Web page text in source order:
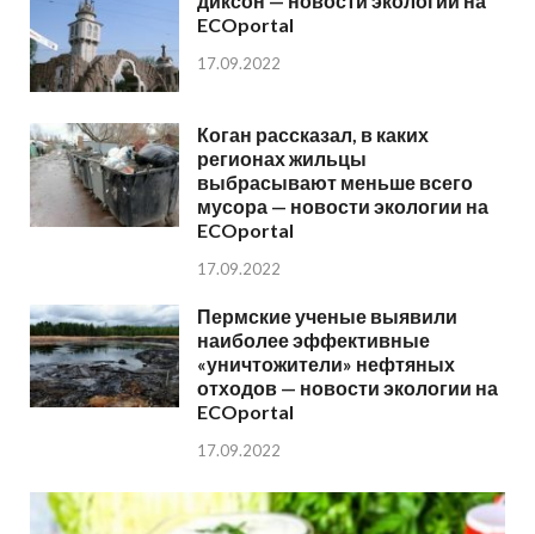
ECOportal
17.09.2022
Коган рассказал, в каких
регионах жильцы
выбрасывают меньше всего
мусора — новости экологии на
ECOportal
17.09.2022
Пермские ученые выявили
наиболее эффективные
«уничтожители» нефтяных
отходов — новости экологии на
ECOportal
17.09.2022